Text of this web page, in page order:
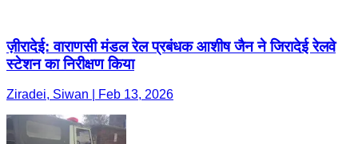
ज़ीरादेई: वाराणसी मंडल रेल प्रबंधक आशीष जैन ने जिरादेई रेलवे
स्टेशन का निरीक्षण किया
Ziradei, Siwan | Feb 13, 2026